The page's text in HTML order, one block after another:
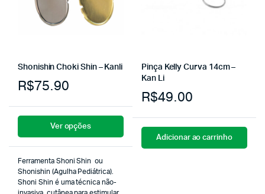
Shonishin Choki Shin – Kanli
R$75.90
Ver opções
Ferramenta Shoni Shin ou
Shonishin (Agulha Pediátrica).
Shoni Shin é uma técnica não-
Pinça Kelly Curva 14cm –
Kan Li
R$49.00
Adicionar ao carrinho